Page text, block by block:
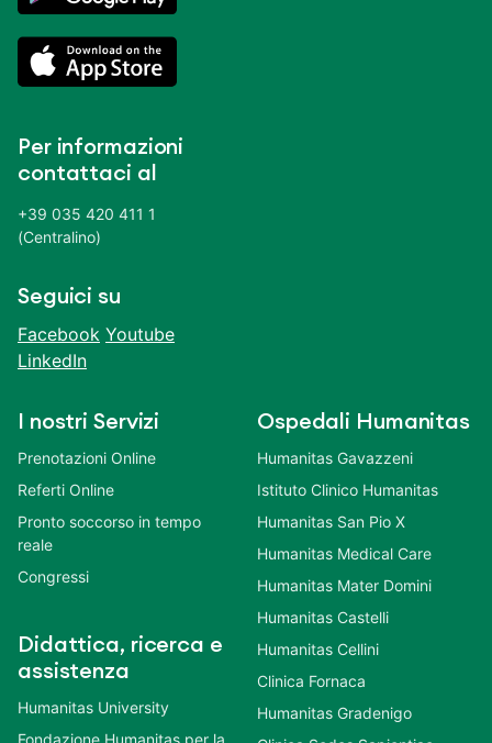
Per informazioni
contattaci al
+39 035 420 411 1
(Centralino)
Seguici su
Facebook Youtube
LinkedIn
I nostri Servizi
Prenotazioni Online
Referti Online
Pronto soccorso in tempo
reale
Congressi
Didattica, ricerca e
assistenza
Humanitas University
Fondazione Humanitas per la
Ospedali Humanitas
Humanitas Gavazzeni
Istituto Clinico Humanitas
Humanitas San Pio X
Humanitas Medical Care
Humanitas Mater Domini
Humanitas Castelli
Humanitas Cellini
Clinica Fornaca
Humanitas Gradenigo